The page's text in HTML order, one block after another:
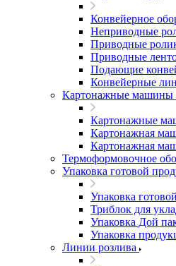
Конвейерное
Неприводные
Приводные
Приводные
Подающие
Конвейерные
Картонажные машины
Картонажные
Картонажная
Картонажная
Термоформовочное
Упаковка готовой
Упаковка
Триблок для
Упаковка Дой
Упаковка
Линии розлива